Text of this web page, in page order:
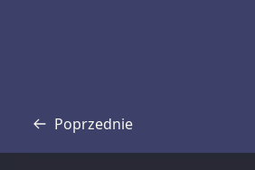
Poprzednie
Transkrypcja